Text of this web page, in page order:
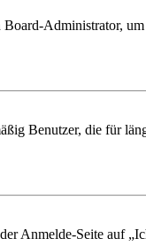
Administrator, um
Benutzer, die für
Anmelde-Seite auf